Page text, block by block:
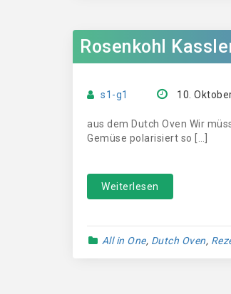
Rosenkohl
s1-g1 10.
aus dem Dutch Oven Wir
Gemüse polarisiert so […]
Weiterlesen
All in One, Dutch Oven,